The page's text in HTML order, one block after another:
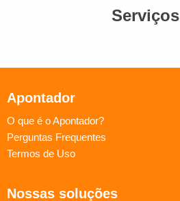
Serviços
Apontador
O que é o Apontador?
Perguntas Frequentes
Termos de Uso
Nossas soluções